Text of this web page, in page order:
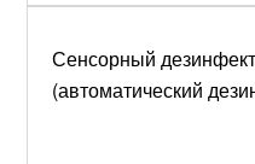
Сенсорный
(автоматический